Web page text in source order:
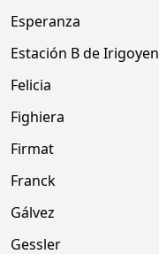
Esperanza
Estación B de Irigoyen
Felicia
Fighiera
Firmat
Franck
Gálvez
Gessler